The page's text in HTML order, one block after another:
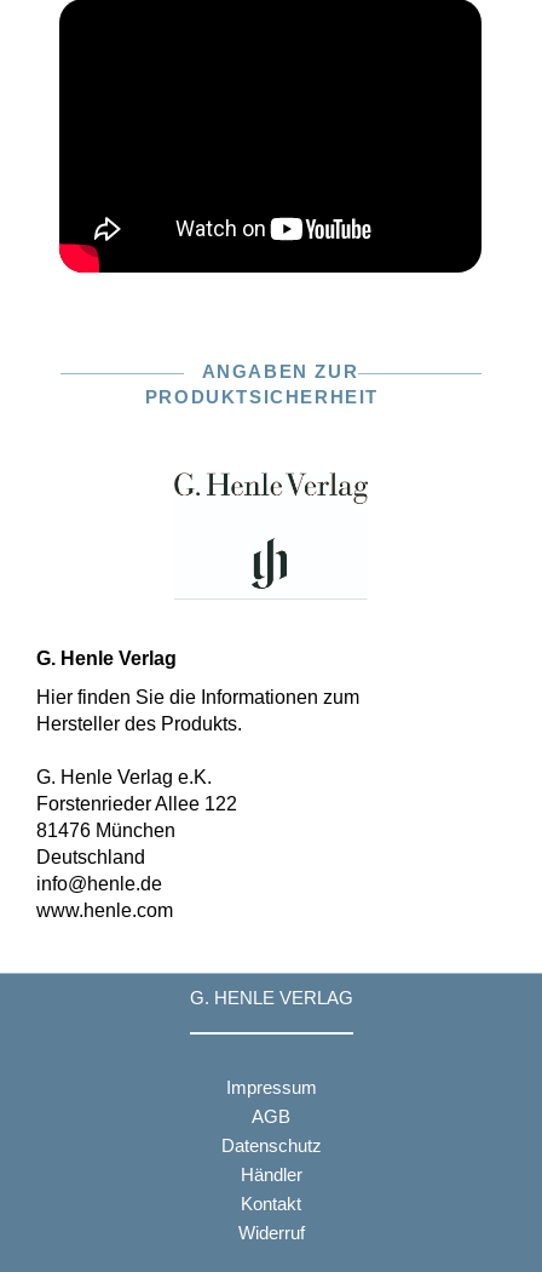
ANGABEN ZUR
PRODUKTSICHERHEIT
G. Henle Verlag
Hier finden Sie die Informationen zum
Hersteller des Produkts.
G. Henle Verlag e.K.
Forstenrieder Allee 122
81476 München
Deutschland
info@henle.de
www.henle.com
G. HENLE VERLAG
Impressum
AGB
Datenschutz
Händler
Kontakt
Widerruf